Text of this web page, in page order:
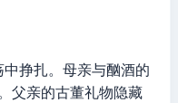
挣扎。母亲与酗酒的
父亲的古董礼物隐藏